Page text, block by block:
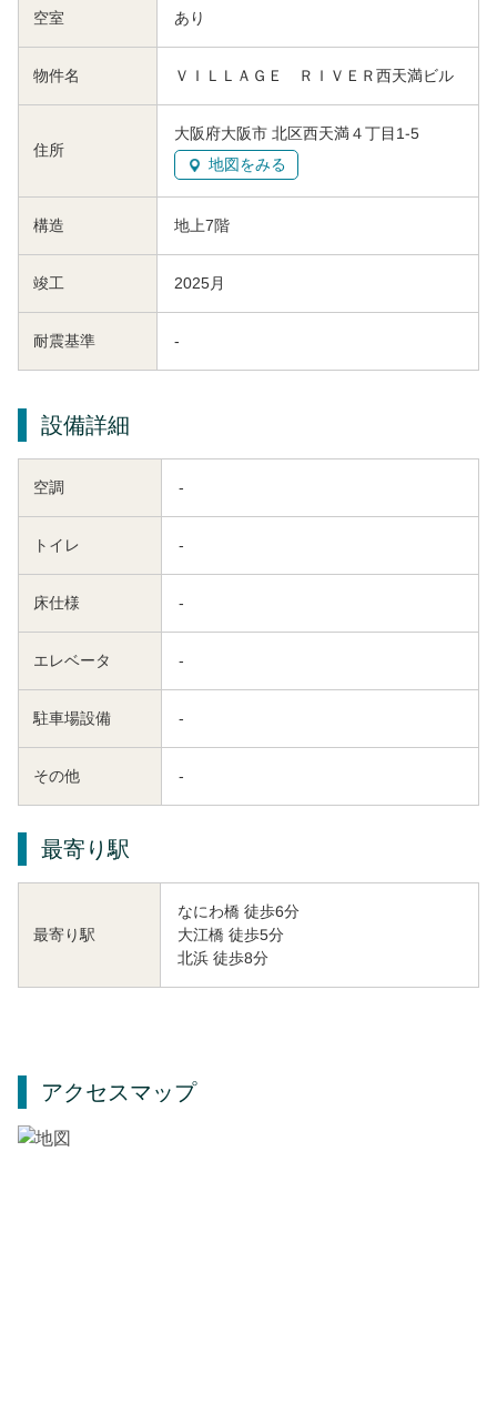
空室 あり
物件名 ＶＩＬＬＡＧＥ ＲＩＶＥＲ西天満ビル
住所
大阪府大阪市 北区西天満４丁目1-5
地図をみる
構造 地上7階
竣工 2025月
耐震基準 -
設備詳細
空調 -
トイレ -
床仕様 -
エレベータ -
駐車場設備 -
その他 -
最寄り駅
最寄り駅
なにわ橋 徒歩6分
大江橋 徒歩5分
北浜 徒歩8分
アクセスマップ